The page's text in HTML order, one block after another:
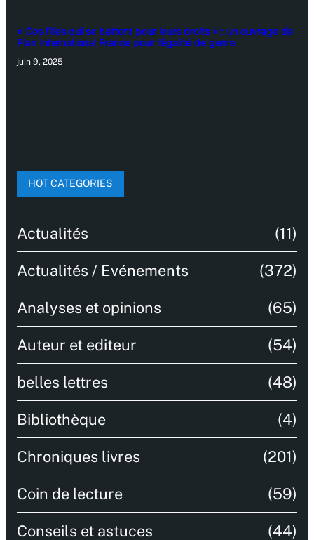
« Ces filles qui se battent pour leurs droits » : un ouvrage de
Plan International France pour l’égalité de genre
juin 9, 2025
HOT CATEGORIES
Actualités (11)
Actualités / Evénements (372)
Analyses et opinions (65)
Auteur et editeur (54)
belles lettres (48)
Bibliothèque (4)
Chroniques livres (201)
Coin de lecture (59)
Conseils et astuces (44)